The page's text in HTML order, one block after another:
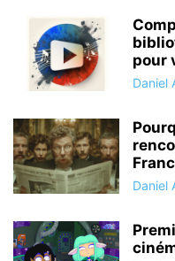
pour
Daniel
Daniel